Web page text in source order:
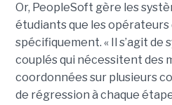
Or, PeopleSoft gère les
étudiants que les
spécifiquement. « Il s’agit
couplés qui nécessitent des
coordonnées sur plusieurs
de régression à chaque